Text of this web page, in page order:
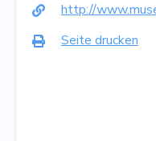
 http://
 Seite drucken